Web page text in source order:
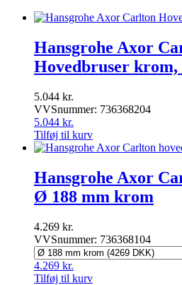
Hansgrohe Axor
Hovedbruser
5.044 kr.
VVSnummer: 736368204
5.044 kr.
Tilføj til kurv
Hansgrohe Axor
Ø 188 mm krom
4.269 kr.
VVSnummer: 736368104
4.269 kr.
Tilføj til kurv